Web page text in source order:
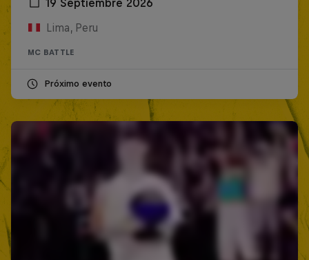
19 Septiembre 2026
Lima, Peru
MC BATTLE
Próximo evento